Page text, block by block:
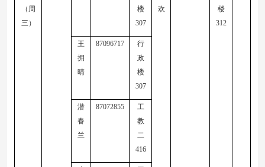
（周
三）
楼
307
欢
楼
312
王
拥
晴
87096717
行
政
楼
307
潜
春
兰
87072855
工
教
二
416